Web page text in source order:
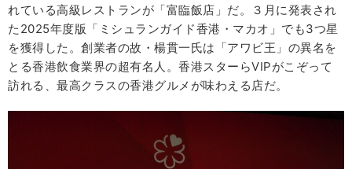
れている高級レストランが「富臨飯店」だ。３月に発表され
た2025年度版「ミシュランガイド香港・マカオ」でも3つ星
を獲得した。創業者の故・楊貫一氏は「アワビ王」の異名を
とる香港飲食業界の超有名人。香港スターらVIPがこぞって
訪れる、最高クラスの香港グルメが味わえる店だ。